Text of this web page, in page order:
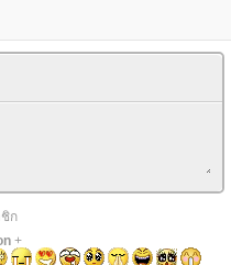
ก
+